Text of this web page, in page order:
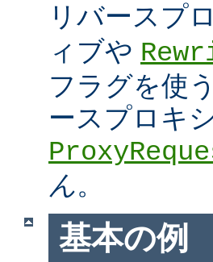
リバースプ
ィブや
フラグを使
ースプロキ
ん。
基本の例